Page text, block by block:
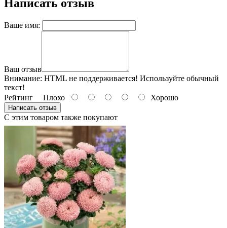
Написать отзыв
Ваше имя:
Ваш отзыв
Внимание: HTML не поддерживается! Используйте обычный
текст!
Рейтинг Плохо Хорошо
Написать отзыв
С этим товаром также покупают